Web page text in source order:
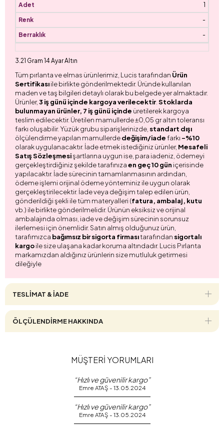
1
-
-
3.21 Gram 14 Ayar Altın
Tüm pırlanta ve elmas ürünlerimiz, Lucis tarafından Ürün
Sertifikasıile birlikte gönderilmektedir. Üründe kullanılan
maden ve taş bilgileri detaylı olarak bu belgede yer almaktadır.
Ürünler,3 iş günü içinde kargoya verilecektir. Stoklarda
bulunmayan ürünler, 7 iş günü içinde üretilerek kargoya
teslim edilecektir. Üretilen mamullerde ±0,05 gr altın toleransı
farkı oluşabilir. Yüzük grubu siparişlerinizde, standart dışı
ölçülendirme yapılan mamullerdedeğişim/iadefarkı -%10
olarak uygulanacaktır. İade etmek istediğiniz ürünler, Mesafeli
Satış Sözleşmesişartlarına uygun ise, para iadeniz, ödemeyi
gerçekleştirdiğiniz şekilde tarafınızaen geç 10 gün içerisinde
yapılacaktır. İade sürecinin tamamlanmasının ardından,
ödeme işlemi orijinal ödeme yönteminiz ile uygun olarak
gerçekleştirilecektir. İade veya değişim talep edilen ürün,
gönderildiği şekli ile tüm materyalleri (fatura, ambalaj, kutu
vb.) ile birlikte gönderilmelidir. Ürünün eksiksiz ve orijinal
ambalajında olması, iade ve değişim sürecinin sorunsuz
ilerlemesi için önemlidir. Satın almış olduğunuz ürün,
tarafımızca bağımsız bir sigorta firmasıtarafından sigortalı
kargoile size ulaşana kadar koruma altındadır. Lucis Pırlanta
markamızdan aldığınız ürünlerin size mutluluk getirmesi
dileğiyle
TESLİMAT & İADE
ÖLÇÜLENDİRME HAKKINDA
MÜŞTERİ YORUMLARI
“Hızlı ve güvenilir kargo”
Emre ATAŞ - 13.05.2024
“Hızlı ve güvenilir kargo”
Emre ATAŞ - 13.05.2024